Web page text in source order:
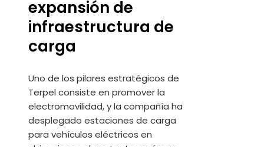
expansión de
infraestructura de
carga
Uno de los pilares estratégicos de
Terpel consiste en promover la
electromovilidad, y la compañía ha
desplegado estaciones de carga
para vehículos eléctricos en